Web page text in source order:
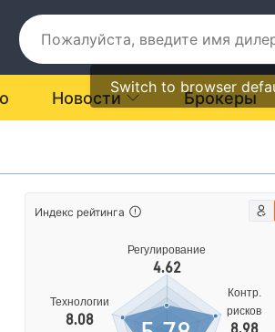
Switch to browser
Новости Брокеры
Индекс рейтинга
Регулирование
4.62
Технологии
8.08
Контр.
рисков